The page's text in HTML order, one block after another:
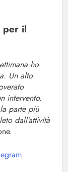
per il
ho
Un alto
intervento.
parte più
dall’attività